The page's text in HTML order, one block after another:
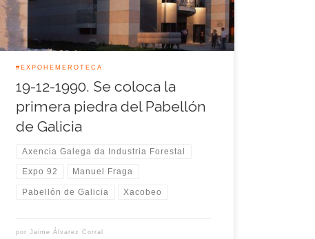
historia, las tradiciones, la moderna industria y el
arte gallego.
#EXPOHEMEROTECA
19-12-1990. Se coloca la
primera piedra del Pabellón
de Galicia
Axencia Galega da Industria Forestal
Expo 92 Manuel Fraga
Pabellón de Galicia Xacobeo
porJaime Álvarez Corral